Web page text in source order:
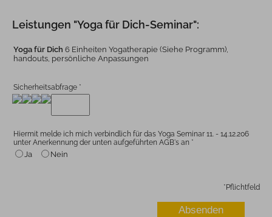
Leistungen "Yoga für Dich-Seminar":
Yoga für Dich 6 Einheiten Yogatherapie (Siehe Programm),
handouts, persönliche Anpassungen
Sicherheitsabfrage *
Hiermit melde ich mich verbindlich für das Yoga Seminar 11. - 14.12.206
unter Anerkennung der unten aufgeführten AGB's an *
Ja Nein
*Pflichtfeld